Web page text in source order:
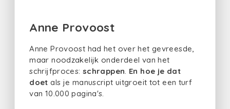
Anne Provoost
Anne Provoost had het over het gevreesde,
maar noodzakelijk onderdeel van het
schrijfproces: schrappen. En hoe je dat
doet als je manuscript uitgroeit tot een turf
van 10.000 pagina's.